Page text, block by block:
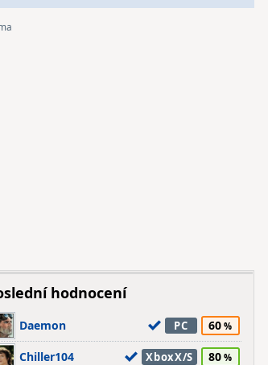
hodnocení
Daemon PC 60
Chiller104 XboxX/S 80